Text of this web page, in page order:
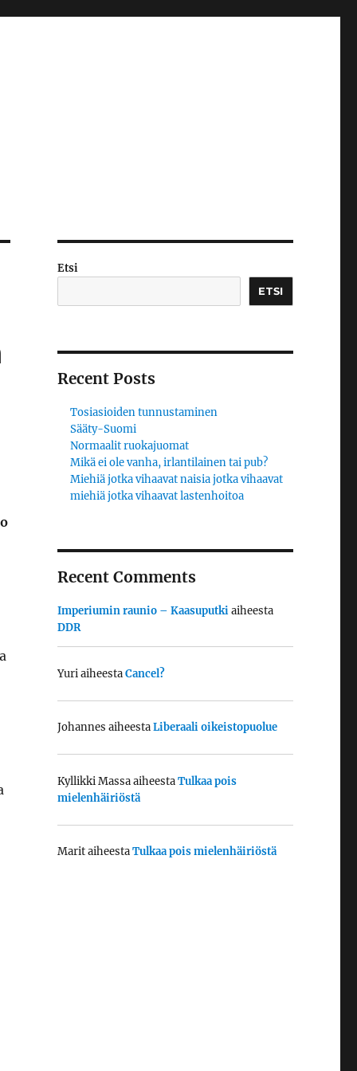
Etsi
ETSI
Recent Posts
Tosiasioiden tunnustaminen
Sääty-Suomi
Normaalit ruokajuomat
Mikä ei ole vanha, irlantilainen tai pub?
Miehiä jotka vihaavat naisia jotka vihaavat
miehiä jotka vihaavat lastenhoitoa
Recent Comments
Imperiumin raunio – Kaasuputkiaiheesta
DDR
YuriaiheestaCancel?
Johannes aiheestaLiberaali oikeistopuolue
Kyllikki MassaaiheestaTulkaa pois
mielenhäiriöstä
MaritaiheestaTulkaa pois mielenhäiriöstä